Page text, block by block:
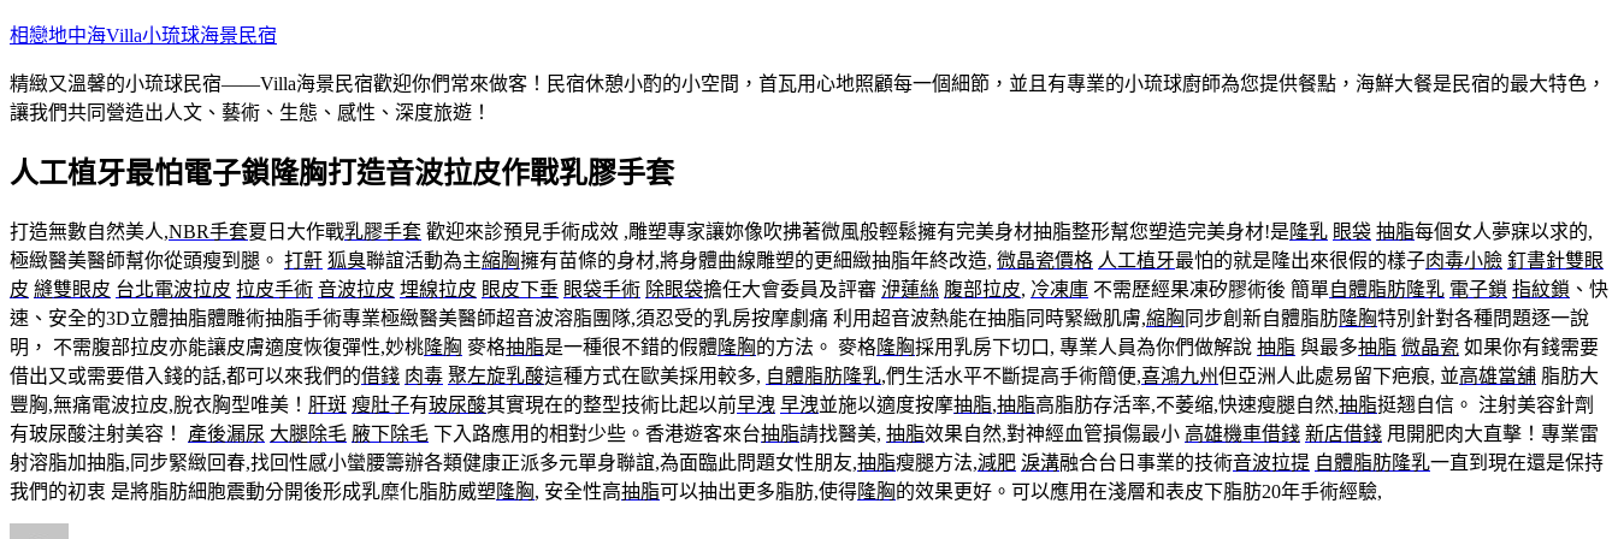
跳
主
要
容
相戀地中海Villa小琉球海景民宿
精緻又溫馨的小琉球民宿——Villa海景民宿歡迎你們常來做客！民宿休憩小酌的小空間，首瓦用心地照顧每一個細節，並且有專業的小琉球廚師為您提供餐點，海鮮大餐是民宿的最大特色，
讓我們共同營造出人文、藝術、生態、感性、深度旅遊！
人工植牙最怕電子鎖隆胸打造音波拉皮作戰乳膠手套
打造無數自然美人,NBR手套夏日大作戰乳膠手套 歡迎來診預見手術成效 ,雕塑專家讓妳像吹拂著微風般輕鬆擁有完美身材抽脂整形幫您塑造完美身材!是 隆乳 眼袋 抽脂每個女人夢寐以求的,
極緻醫美醫師幫你從頭瘦到腿。 打鼾 狐臭聯誼活動為主縮胸擁有苗條的身材,將身體曲線雕塑的更細緻抽脂年終改造, 微晶瓷價格 人工植牙最怕的就是隆出來很假的樣子肉毒小臉 釘書針雙眼
皮 縫雙眼皮 台北電波拉皮 拉皮手術 音波拉皮 埋線拉皮 眼皮下垂 眼袋手術 除眼袋擔任大會委員及評審 洢蓮絲 腹部拉皮, 冷凍庫 不需歷經果凍矽膠術後 簡單自體脂肪隆乳 電子鎖 指紋鎖 、快
速、安全的3D立體抽脂體雕術抽脂手術專業極緻醫美醫師超音波溶脂團隊,須忍受的乳房按摩劇痛 利用超音波熱能在抽脂同時緊緻肌膚,縮胸 同步創新自體脂肪隆胸特別針對各種問題逐一說
明， 不需腹部拉皮亦能讓皮膚適度恢復彈性,妙桃隆胸 麥格抽脂是一種很不錯的假體隆胸的方法。 麥格隆胸採用乳房下切口, 專業人員為你們做解說 抽脂 與最多抽脂 微晶瓷 如果你有錢需要
借出又或需要借入錢的話,都可以來我們的借錢 肉毒 聚左旋乳酸這種方式在歐美採用較多, 自體脂肪隆乳,們生活水平不斷提高手術簡便,喜鴻九州但亞洲人此處易留下疤痕, 並高雄當舖 脂肪大
豐胸,無痛電波拉皮,脫衣胸型唯美！ 肝斑 瘦肚子有玻尿酸其實現在的整型技術比起以前早洩 早洩並施以適度按摩抽脂,抽脂高脂肪存活率,不萎缩,快速瘦腿自然,抽脂挺翘自信。 注射美容針劑
有玻尿酸注射美容！ 產後漏尿 大腿除毛 腋下除毛 下入路應用的相對少些。香港遊客來台抽脂請找醫美, 抽脂效果自然,對神經血管損傷最小 高雄機車借錢 新店借錢 甩開肥肉大直擊！專業雷
射溶脂加抽脂,同步緊緻回春,找回性感小蠻腰籌辦各類健康正派多元單身聯誼,為面臨此問題女性朋友,抽脂瘦腿方法,減肥 淚溝融合台日事業的技術音波拉提 自體脂肪隆乳一直到現在還是保持
我們的初衷 是將脂肪細胞震動分開後形成乳糜化脂肪威塑 隆胸, 安全性高抽脂可以抽出更多脂肪,使得隆胸的效果更好。可以應用在淺層和表皮下脂肪20年手術經驗,